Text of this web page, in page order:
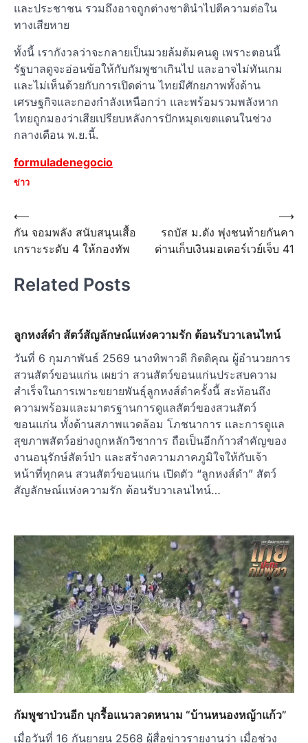
และประชาชน รวมถึงอาจถูกต่างชาตินำไปตีความต่อใน
ทางเสียหาย
ทั้งนี้ เรากังวลว่าจะกลายเป็นมวยล้มต้มคนดู เพราะตอนนี้
รัฐบาลดูจะอ่อนข้อให้กับกัมพูชาเกินไป และอาจไม่ทันเกม
และไม่เห็นด้วยกับการเปิดด่าน ไทยมีศักยภาพทั้งด้าน
เศรษฐกิจและกองกำลังเหนือกว่า และพร้อมรวมพลังหาก
ไทยถูกมองว่าเสียเปรียบหลังการปักหมุดเขตแดนในช่วง
กลางเดือน พ.ย.นี้.
formuladenegocio
ข่าว
Post
navigation
⟵
กัน จอมพลัง สนับสนุนเสื้อ
เกราะระดับ 4 ให้กองทัพ
รถบัส ม.ดัง พุ่งชนท้ายกันคา
ด่านเก็บเงินมอเตอร์เวย์เจ็บ 41
⟶
Related Posts
ลูกหงส์ดำ สัตว์สัญลักษณ์แห่งความรัก ต้อนรับวาเลนไทน์
วันที่ 6 กุมภาพันธ์ 2569 นางทิพาวดี กิตติคุณ ผู้อำนวยการ
สวนสัตว์ขอนแก่น เผยว่า สวนสัตว์ขอนแก่นประสบความ
สำเร็จในการเพาะขยายพันธุ์ลูกหงส์ดำครั้งนี้ สะท้อนถึง
ความพร้อมและมาตรฐานการดูแลสัตว์ของสวนสัตว์
ขอนแก่น ทั้งด้านสภาพแวดล้อม โภชนาการ และการดูแล
สุขภาพสัตว์อย่างถูกหลักวิชาการ ถือเป็นอีกก้าวสำคัญของ
งานอนุรักษ์สัตว์ป่า และสร้างความภาคภูมิใจให้กับเจ้า
หน้าที่ทุกคน สวนสัตว์ขอนแก่น เปิดตัว “ลูกหงส์ดำ” สัตว์
สัญลักษณ์แห่งความรัก ต้อนรับวาเลนไทน์…
กัมพูชาป่วนอีก บุกรื้อแนวลวดหนาม “บ้านหนองหญ้าแก้ว”
เมื่อวันที่ 16 กันยายน 2568 ผู้สื่อข่าวรายงานว่า เมื่อช่วง